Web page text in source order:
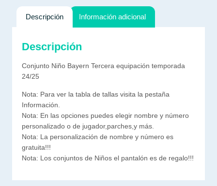
Descripción Información adicional
Descripción
Conjunto Niño Bayern Tercera equipación temporada
24/25
Nota: Para ver la tabla de tallas visita la pestaña
Información.
Nota: En las opciones puedes elegir nombre y número
personalizado o de jugador,parches,y más.
Nota: La personalización de nombre y número es
gratuita!!!
Nota: Los conjuntos de Niños el pantalón es de regalo!!!